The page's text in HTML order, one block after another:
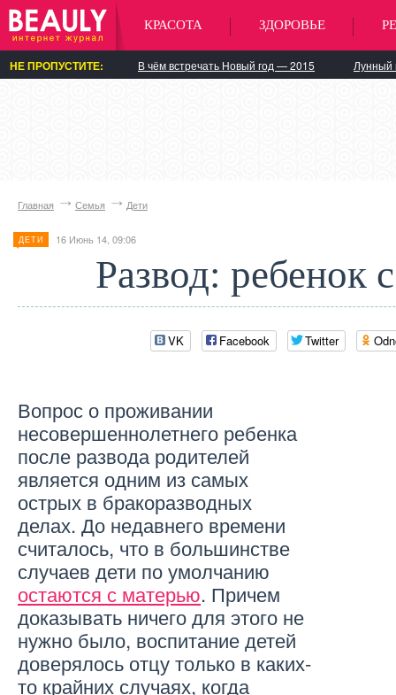
КРАСОТА ЗДОРОВЬЕ
НЕ ПРОПУСТИТЕ: В чём встречать Новый год — 2015 Лунный
Главная Семья Дети
ДЕТИ 16 Июнь 14, 09:06
Развод: ребенок
VK Facebook Twitter
Вопрос о проживании
несовершеннолетнего ребенка
после развода родителей
является одним из самых
острых в бракоразводных
делах. До недавнего времени
считалось, что в большинстве
случаев дети по умолчанию
остаются с матерью. Причем
доказывать ничего для этого не
нужно было, воспитание детей
доверялось отцу только в каких-
то крайних случаях, когда